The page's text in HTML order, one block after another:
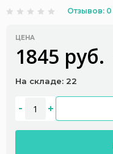
Отзывов: 0
ЦЕНА
1845 руб.
На складе: 22